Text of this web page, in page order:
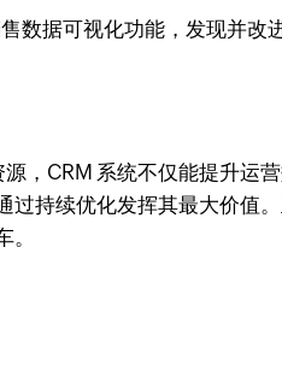
数据可视化功能，发现并改
，CRM 系统不仅能提升运
持续优化发挥其最大价值